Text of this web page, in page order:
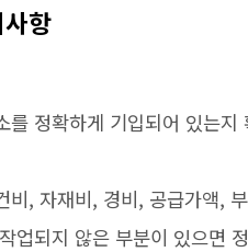
항
를 정확하게 기입되어 있는
비, 자재비, 경비, 공급가액,
업되지 않은 부분이 있으면